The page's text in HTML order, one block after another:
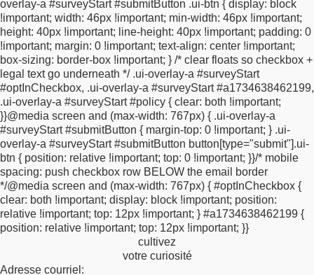
overlay-a #surveyStart #submitButton .ui-btn { display: block
!important; width: 46px !important; min-width: 46px !important;
height: 40px !important; line-height: 40px !important; padding: 0
!important; margin: 0 !important; text-align: center !important;
box-sizing: border-box !important; } /* clear floats so checkbox +
legal text go underneath */.ui-overlay-a #surveyStart
#optInCheckbox, .ui-overlay-a #surveyStart #a1734638462199,
.ui-overlay-a #surveyStart #policy { clear: both !important;
}}@media screen and (max-width: 767px) { .ui-overlay-a
#surveyStart #submitButton { margin-top: 0 !important; } .ui-
overlay-a #surveyStart #submitButton button[type="submit"].ui-
btn { position: relative !important; top: 0 !important; }}/* mobile
spacing: push checkbox row BELOW the email border
*/@media screen and (max-width: 767px) { #optInCheckbox {
clear: both !important; display: block !important; position:
relative !important; top: 12px !important; } #a1734638462199 {
position: relative !important; top: 12px !important; }}
cultivez
votre curiosité
Adresse courriel:
!important;min-height: 16px;min-width: 8px;}#surveyStart
fieldset.highlightLeft > div.ui-controlgroup-controls > div.ui-radio
> label.ui-btn-highlighted,#surveyStart fieldset.highlightLeft >
div.ui-controlgroup-controls > div.ui-radio > label.ui-btn-
hovered,#surveyStart fieldset.highlightLeft > div.ui-
controlgroup-controls > div.ui-radio > label.ui-btn:hover {
background-color: #ffffff !important; /* Secondary colour
*/border-color: #BBBBBB !important;color: #000000 !important;
/* secondary font color */text-shadow: none !important; }
#surveyStart .zd-slider-hidden {display: none
!important;}#surveyStart .zd-slider .ui-slider-pip-label > .ui-
slider-label {position: absolute;top: 5px;margin-left: -1em;
white-space: pre;overflow: hidden;width: 60px; left: auto;
min-
height: 20px;}#surveyStart div.answerBlock table
tr:not(.radioGroup) td { padding: 5px; }#surveyStart
.plainTextInputs label { background: none !important;border:
none !important;border-radius: 0 !important;opacity: 0.5
padding: 0 !important;border-radius: 20px
!important;
margin: 2px !important;filter: alpha(opacity=50);